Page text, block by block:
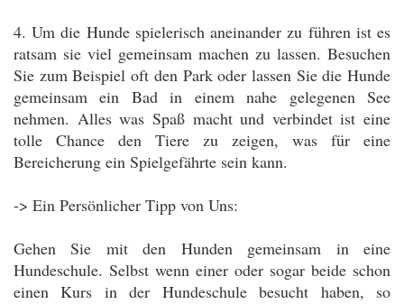
4. Um die Hunde spielerisch aneinander zu führen ist es
ratsam sie viel gemeinsam machen zu lassen. Besuchen
Sie zum Beispiel oft den Park oder lassen Sie die Hunde
gemeinsam ein Bad in einem nahe gelegenen See
nehmen. Alles was Spaß macht und verbindet ist eine
tolle Chance den Tiere zu zeigen, was für eine
Bereicherung ein Spielgefährte sein kann.
-> Ein Persönlicher Tipp von Uns:
Gehen Sie mit den Hunden gemeinsam in eine
Hundeschule. Selbst wenn einer oder sogar beide schon
einen Kurs in der Hundeschule besucht haben, so